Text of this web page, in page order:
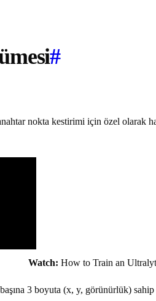
#
nokta kestirimi için özel olarak
Watch: How to Train an
3 boyuta (x, y, görünürlük)